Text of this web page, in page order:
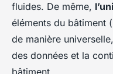
fluides. De même,
éléments du bâtiment
de manière
des données et la